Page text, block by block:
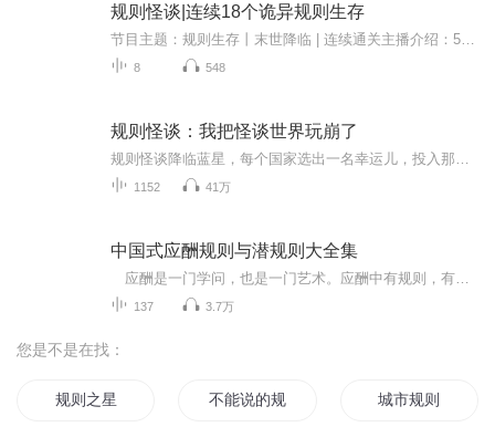
规则怪谈|连续18个诡异规则生存
8 548
规则怪谈：我把怪谈世界玩崩了
1152 41万
中国式应酬规则与潜规则大全集
137 3.7万
您是不是在找：
规则之星 不能说的规则 城市规则